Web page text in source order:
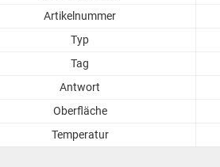
Artikelnummer
Typ
Tag
Antwort
Oberfläche
Temperatur